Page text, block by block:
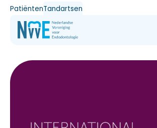
PatiëntenTandartsen